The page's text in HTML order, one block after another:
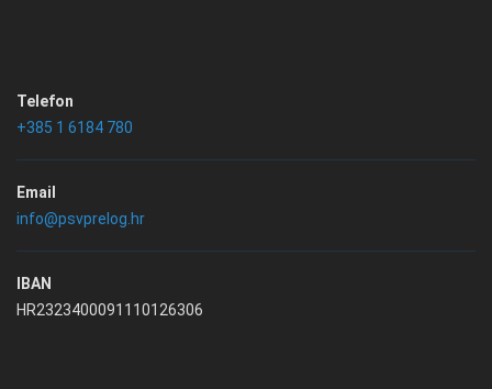
Telefon
+385 1 6184 780
Email
info@psvprelog.hr
IBAN
HR2323400091110126306